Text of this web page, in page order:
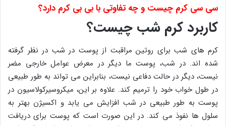
سی سی کرم چیست و چه تفاوتی با بی بی کرم دارد؟
کاربرد کرم شب چیست؟
کرم های شب برای روتین مراقبت از پوست در شب در نظر گرفته
شده اند. در شب، پوست ما دیگر در معرض عوامل خارجی مضر
نیست، دیگر در حالت دفاعی نیست، بنابراین می تواند به طور طبیعی
در طول خواب خود را ترمیم کند. علاوه بر این، میکروسیرکولاسیون در
پوست به طور طبیعی در شب افزایش می یابد و اکسیژن بهتر به
سلول ها نفوذ می کند. در این صورت است که پوست برای دریافت